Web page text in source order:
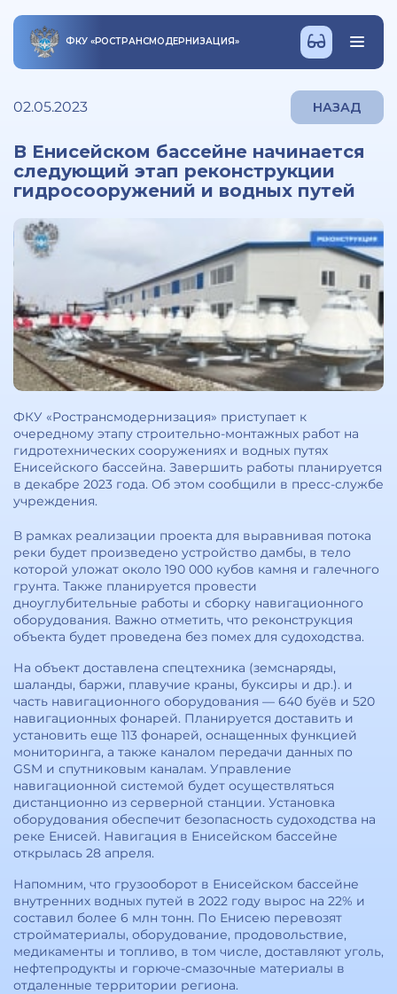
ФКУ «РОСТРАНСМОДЕРНИЗАЦИЯ»
02.05.2023 НАЗАД
В Енисейском бассейне начинается
следующий этап реконструкции
гидросооружений и водных путей
ФКУ «Ространсмодернизация» приступает к
очередному этапу строительно-монтажных работ на
гидротехнических сооружениях и водных путях
Енисейского бассейна. Завершить работы планируется
в декабре 2023 года. Об этом сообщили в пресс-службе
учреждения.
В рамках реализации проекта для выравнивая потока
реки будет произведено устройство дамбы, в тело
которой уложат около 190 000 кубов камня и галечного
грунта. Также планируется провести
дноуглубительные работы и сборку навигационного
оборудования. Важно отметить, что реконструкция
объекта будет проведена без помех для судоходства.
На объект доставлена спецтехника (земснаряды,
шаланды, баржи, плавучие краны, буксиры и др.). и
часть навигационного оборудования — 640 буёв и 520
навигационных фонарей. Планируется доставить и
установить еще 113 фонарей, оснащенных функцией
мониторинга, а также каналом передачи данных по
GSM и спутниковым каналам. Управление
навигационной системой будет осуществляться
дистанционно из серверной станции. Установка
оборудования обеспечит безопасность судоходства на
реке Енисей. Навигация в Енисейском бассейне
открылась 28 апреля.
Напомним, что грузооборот в Енисейском бассейне
внутренних водных путей в 2022 году вырос на 22% и
составил более 6 млн тонн. По Енисею перевозят
стройматериалы, оборудование, продовольствие,
медикаменты и топливо, в том числе, доставляют уголь,
нефтепродукты и горюче-смазочные материалы в
отдаленные территории региона.